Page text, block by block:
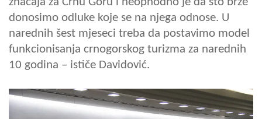
donosimo odluke koje se na njega odnose. U
narednih šest mjeseci treba da postavimo model
funkcionisanja crnogorskog turizma za narednih
10 godina – ističe Davidović.